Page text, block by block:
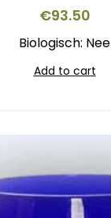
€93.50
Biologisch: Nee
Add to cart